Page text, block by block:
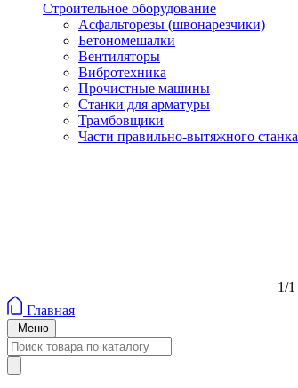
Строительное оборудование
Асфальторезы (швонарезчики)
Бетономешалки
Вентиляторы
Вибротехника
Прочистные машины
Станки для арматуры
Трамбовщики
Части правильно-вытяжного станка
1/1
Главная
Меню